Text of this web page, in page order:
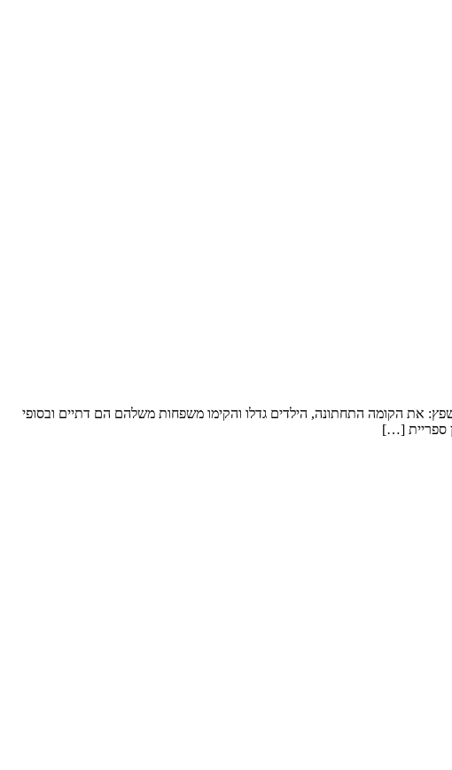
ובני משפחותיהם כל סופ”ש. שטח הדירה: כ- 250 מ”ר וחצר “פטיו” מבקשים לשפץ: את הקומה התחתונה, הילדים גדלו והקימו משפחות משלהם הם דתיים ובסופי
ספריית […]